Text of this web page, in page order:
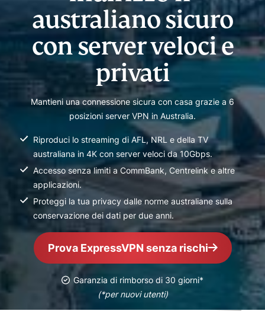
australiano sicuro
con server veloci e
privati
Mantieni una connessione sicura con casa grazie a 6
posizioni server VPN in Australia.
Riproduci lo streaming di AFL, NRL e della TV
australiana in 4K con server veloci da 10Gbps.
Accesso senza limiti a CommBank, Centrelink e altre
applicazioni.
Proteggi la tua privacy dalle norme australiane sulla
conservazione dei dati per due anni.
Prova ExpressVPN senza rischi
Garanzia di rimborso di 30 giorni*
(*per nuovi utenti)